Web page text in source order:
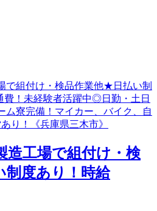
造工場で組付け・検
度あり！時給